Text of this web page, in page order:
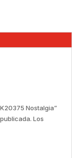
Nostalgia”
Los